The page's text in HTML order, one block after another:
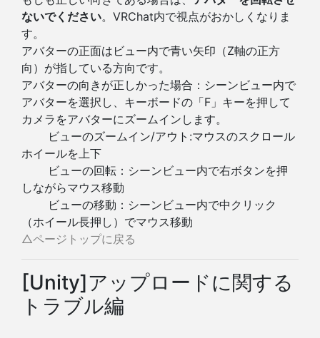
ないでください。VRChat内で視点がおかしくなりま
す。
アバターの正面はビュー内で青い矢印（Z軸の正方
向）が指している方向です。
アバターの向きが正しかった場合：シーンビュー内で
アバターを選択し、キーボードの「F」キーを押して
カメラをアバターにズームインします。
ビューのズームイン/アウト:マウスのスクロール
ホイールを上下
ビューの回転：シーンビュー内で右ボタンを押
しながらマウス移動
ビューの移動：シーンビュー内で中クリック
（ホイール長押し）でマウス移動
△ページトップに戻る
[Unity]アップロードに関する
トラブル編